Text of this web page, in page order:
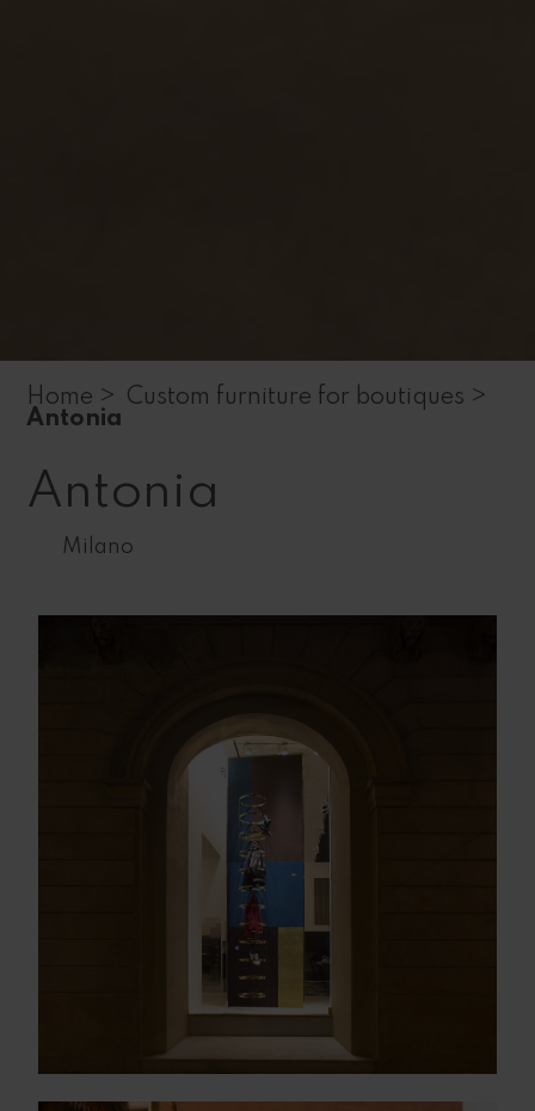
Home > Custom furniture for boutiques >
Antonia
Antonia
Milano